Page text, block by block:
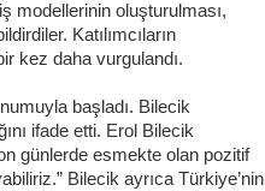
modellerinin oluşturulması,
Katılımcıların
kez daha vurgulandı.
başladı. Bilecik
ifade etti. Erol Bilecik
günlerde esmekte olan pozitif
Bilecik ayrıca Türkiye’nin